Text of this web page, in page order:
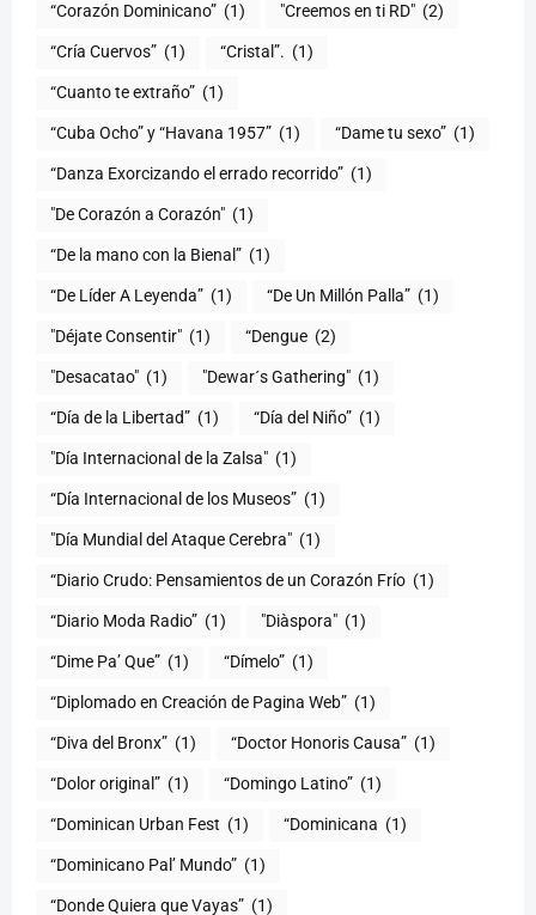
“Corazón Dominicano” (1) "Creemos en ti RD" (2)
“Cría Cuervos” (1) “Cristal”. (1)
“Cuanto te extraño” (1)
“Cuba Ocho” y “Havana 1957” (1) “Dame tu sexo” (1)
“Danza Exorcizando el errado recorrido” (1)
"De Corazón a Corazón" (1)
(1)
“De Líder A Leyenda” (1) “De Un Millón Palla” (1)
"Déjate Consentir" (1) “Dengue (2)
"Desacatao" (1) "Dewar´s Gathering" (1)
(1) “Día del Niño” (1)
"Día Internacional de la Zalsa" (1)
“Día Internacional de los Museos” (1)
"Día Mundial del Ataque Cerebra" (1)
“Diario Crudo: Pensamientos de un Corazón Frío (1)
“Diario Moda Radio” (1) (1)
“Dime Pa’ Que” (1) “Dímelo” (1)
“Diplomado en Creación de Pagina Web” (1)
“Diva del Bronx” (1) “Doctor Honoris Causa” (1)
“Dolor original” (1) “Domingo Latino” (1)
“Dominican Urban Fest (1) “Dominicana (1)
“Dominicano Pal’ Mundo” (1)
“Donde Quiera que Vayas” (1)